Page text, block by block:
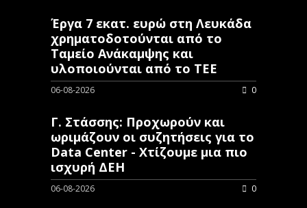
Έργα 7 εκατ. ευρώ στη Λευκάδα
χρηματοδοτούνται από το
Ταμείο Ανάκαμψης και
υλοποιούνται από το ΤΕΕ
06-08-2026 0
Γ. Στάσσης: Προχωρούν και
ωριμάζουν οι συζητήσεις για το
Data Center - Χτίζουμε μια πιο
ισχυρή ΔΕΗ
06-08-2026 0